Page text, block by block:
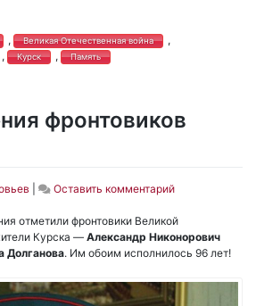
, Великая Отечественная война ,
, Курск , Память
фронтовиков
Оставить комментарийon
рождения
фронтовиков
курян
отметили фронтовики Великой
Курска — Александр Никонорович
Долганова. Им обоим исполнилось 96 лет!